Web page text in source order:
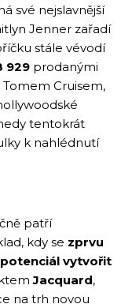
své nejslavnější
Jenner zařadí
stále vévodí
929 prodanými
Tomem Cruisem,
tentokrát
k nahlédnutí
patří
kdy se zprvu
potenciál vytvořit
Jacquard,
na trh novou